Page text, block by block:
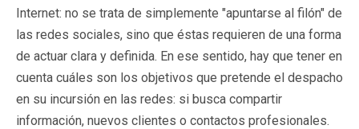
Internet: no se trata de simplemente "apuntarse al filón" de
las redes sociales, sino que éstas requieren de una forma
de actuar clara y definida. En ese sentido, hay que tener en
cuenta cuáles son los objetivos que pretende el despacho
en su incursión en las redes: si busca compartir
información, nuevos clientes o contactos profesionales.